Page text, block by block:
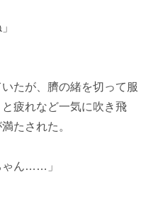
たが、臍の緒を切って服
疲れなど一気に吹き飛
たされた。
ゃん……」